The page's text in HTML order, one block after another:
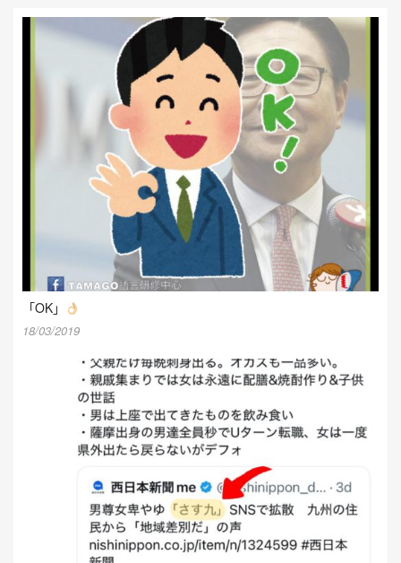
「OK」
18/03/2019